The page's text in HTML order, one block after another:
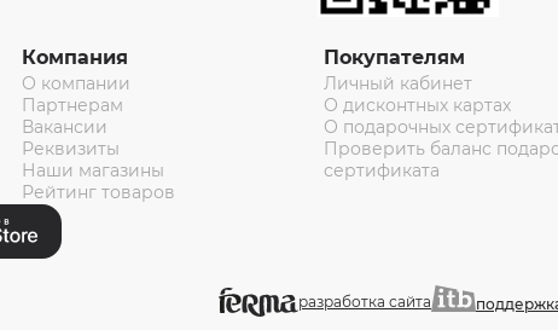
Компания
О компании
Партнерам
Вакансии
Реквизиты
Наши магазины
Рейтинг товаров
Покупателям
Личный кабинет
О дисконтных картах
О подарочных
Проверить баланс
сертификата
разработка сайта